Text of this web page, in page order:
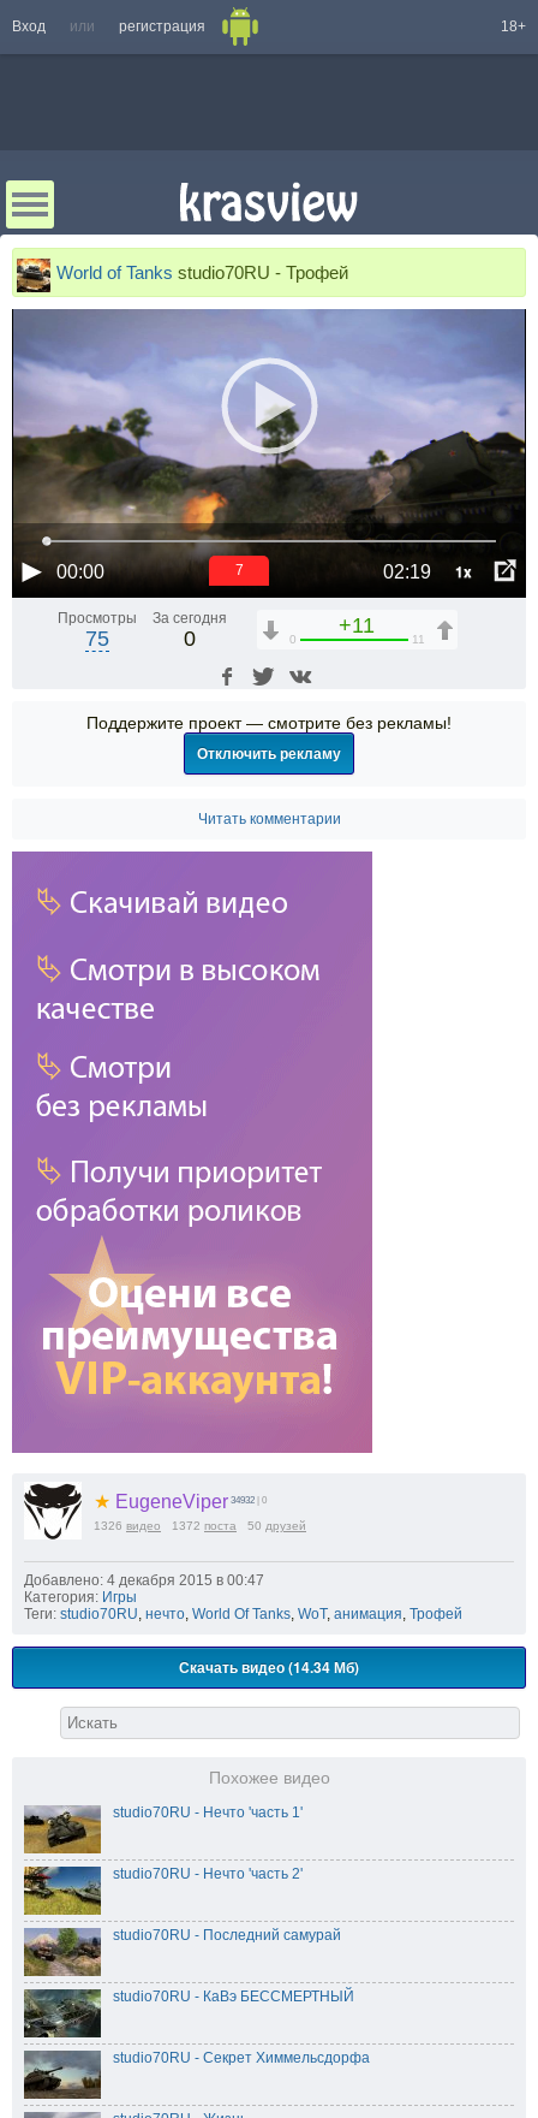
Вход или регистрация 18+
World of Tanks studio70RU - Трофей
00:00 02:19 1x
6
Просмотры
75
За сегодня
0
+11
0 11
Поддержите проект — смотрите без рекламы!
Отключить рекламу
Читать комментарии
★ EugeneViper 34932 | 0
1326 видео 1372 поста 50 друзей
Добавлено: 4 декабря 2015 в 00:47
Категория: Игры
Теги: studio70RU нечто World Of Tanks WoT, анимация Трофей
Скачать видео (14.34 Мб)
Похожее видео
studio70RU - Нечто 'часть 1'
studio70RU - Нечто 'часть 2'
studio70RU - Последний самурай
studio70RU - КаВэ БЕССМЕРТНЫЙ
studio70RU - Секрет Химмельсдорфа